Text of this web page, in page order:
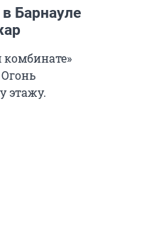
Барнауле
этажу.